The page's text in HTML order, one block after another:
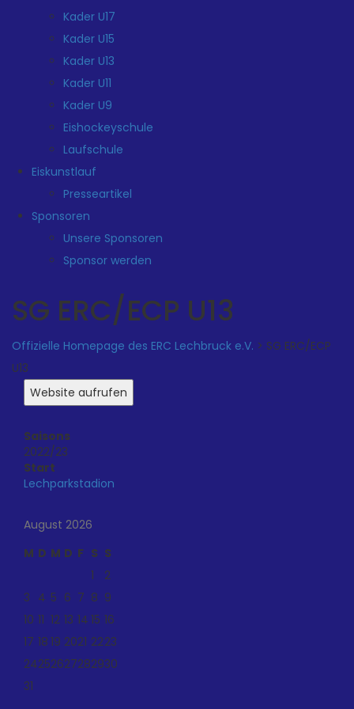
Kader U17
Kader U15
Kader U13
Kader U11
Kader U9
Eishockeyschule
Laufschule
Eiskunstlauf
Presseartikel
Sponsoren
Unsere Sponsoren
Sponsor werden
SG ERC/ECP U13
Offizielle Homepage des ERC Lechbruck e.V. > SG ERC/ECP
U13
Saisons
2022/23
Start
Lechparkstadion
August 2026
M D M D F S S
1
2
3 4 5 6 7 8 9
10 11 12 13 14 15 16
17 18 19 2021 2223
24252627282930
31